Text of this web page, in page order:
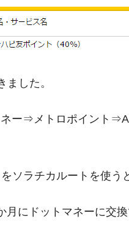
した。
ー⇒メトロポイント
ソラチカルートを使う
月にドットマネーに交